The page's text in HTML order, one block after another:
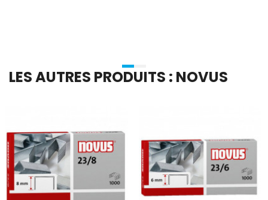
LES AUTRES PRODUITS : NOVUS